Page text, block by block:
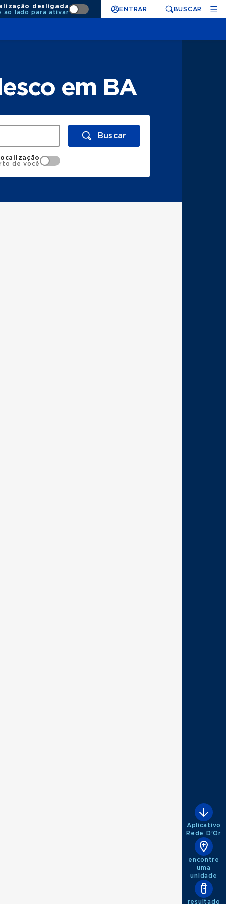
desligada
ao lado para ativar
ENTRAR BUSCAR
em BA
Buscar
de você
Aplicativo
Rede D'Or
encontre
uma
unidade
resultado